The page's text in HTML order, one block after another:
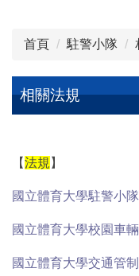
首頁 駐警小隊
相關法規
【法規 】
國立體育大學駐警小
國立體育大學校園車
國立體育大學交通管